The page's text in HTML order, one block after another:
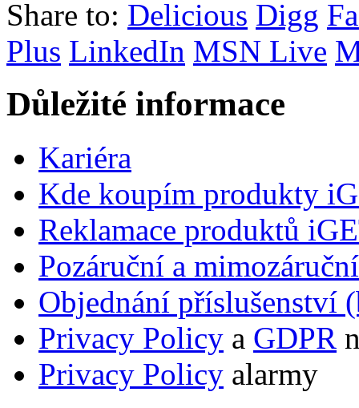
Share to: Delicious Digg
Plus LinkedIn MSN Live
Důležité informace
Kariéra
Kde koupím produkty
Reklamace produktů
Pozáruční a
Objednání příslušenství
Privacy Policy a GDPR
Privacy Policy alarmy